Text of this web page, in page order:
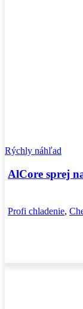
Rýchly náhľad
AlCore sprej
Profi chladenie,